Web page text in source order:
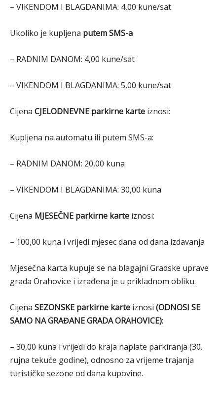
– VIKENDOM I BLAGDANIMA: 4,00 kune/sat
Ukoliko je kupljena putem SMS-a
– RADNIM DANOM: 4,00 kune/sat
– VIKENDOM I BLAGDANIMA: 5,00 kune/sat
Cijena CJELODNEVNE parkirne karte iznosi:
Kupljena na automatu ili putem SMS-a:
– RADNIM DANOM: 20,00 kuna
– VIKENDOM I BLAGDANIMA: 30,00 kuna
Cijena MJESEČNE parkirne karte iznosi:
– 100,00 kuna i vrijedi mjesec dana od dana izdavanja
Mjesečna karta kupuje se na blagajni Gradske uprave
grada Orahovice i izrađena je u prikladnom obliku.
Cijena SEZONSKE parkirne karte iznosi (ODNOSI SE
SAMO NA GRAĐANE GRADA ORAHOVICE):
– 30,00 kuna i vrijedi do kraja naplate parkiranja (30.
rujna tekuće godine), odnosno za vrijeme trajanja
turističke sezone od dana kupovine.